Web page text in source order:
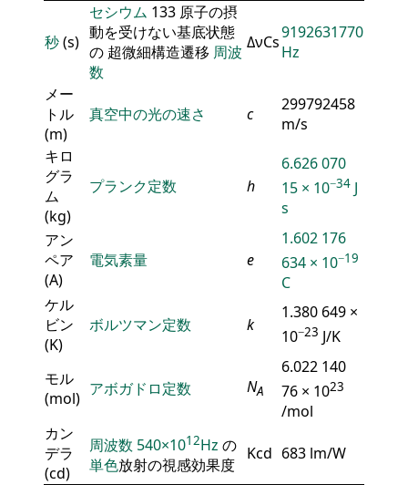
秒(s)
セシウム 133 原子の摂
動を受けない基底状態
の 超微細構造遷移 周波
数
ΔνCs9192631770
Hz
メー
トル
(m)
真空中の光の速さ c
299792458
m/s
キロ
グラ
ム
(kg)
プランク定数 h
6.626 070
15 × 10−34 J
s
アン
ペア
(A)
電気素量 e
1.602 176
634 × 10−19
C
ケル
ビン
(K)
ボルツマン定数 k
1.380 649 ×
10−23 J/K
モル
(mol) アボガドロ定数 NA
6.022 140
76 × 1023
/mol
カン
デラ
(cd)
周波数 540×1012Hz の
単色放射の視感効果度
Kcd 683 lm/W